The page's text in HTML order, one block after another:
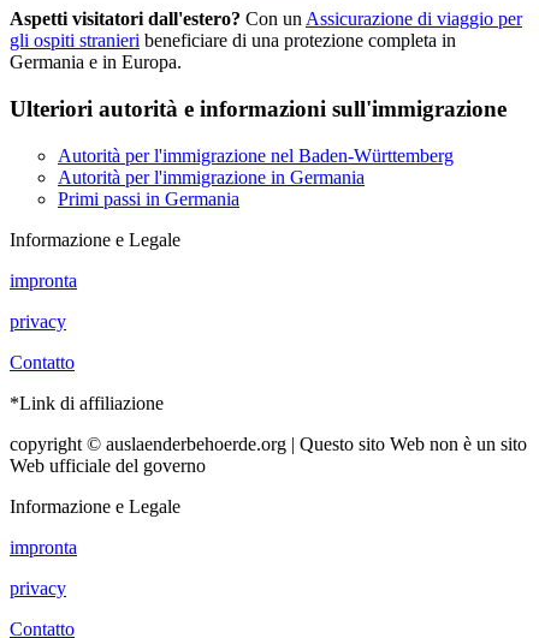
Aspetti visitatori dall'estero? Con un Assicurazione di viaggio per
gli ospiti stranieri beneficiare di una protezione completa in
Germania e in Europa.
Ulteriori autorità e informazioni sull'immigrazione
Autorità per l'immigrazione nel Baden-Württemberg
Autorità per l'immigrazione in Germania
Primi passi in Germania
Informazione e Legale
impronta
privacy
Contatto
*Link di affiliazione
copyright © auslaenderbehoerde.org | Questo sito Web non è un sito
Web ufficiale del governo
Informazione e Legale
impronta
privacy
Contatto